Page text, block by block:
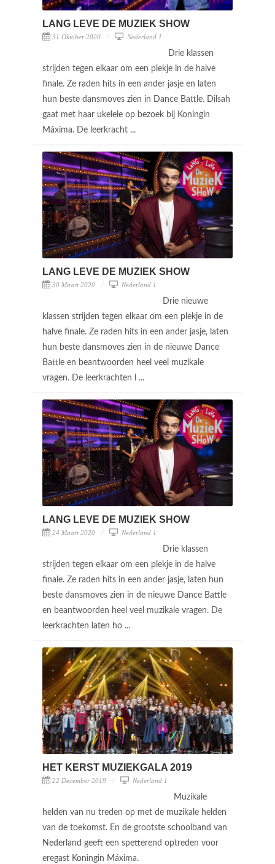
LANG LEVE DE MUZIEK SHOW
31 Oktober 2020 Nederland 1
Drie klassen
strijden tegen elkaar om een plekje in de halve
finale. Ze raden hits in een ander jasje en laten
hun beste dansmoves zien in Dance Battle. Dilsah
gaat met haar ukelele op bezoek bij Koningin
Máxima. De leerkracht ...
LANG LEVE DE MUZIEK SHOW
30 Maart 2020 Nederland 1
Drie nieuwe
klassen strijden tegen elkaar om een plekje in de
halve finale. Ze raden hits in een ander jasje, laten
hun beste dansmoves zien in de nieuwe Dance
Battle en beantwoorden heel veel muzikale
vragen. De leerkrachten l ...
LANG LEVE DE MUZIEK SHOW
24 Maart 2020 Nederland 1
Drie klassen
strijden tegen elkaar om een plekje in de halve
finale. Ze raden hits in een ander jasje, laten hun
beste dansmoves zien in de nieuwe Dance Battle
en beantwoorden heel veel muzikale vragen. De
leerkrachten laten ho ...
HET KERST MUZIEKGALA 2019
22 December 2019 Nederland 1
Muzikale
helden van nu treden op met de muzikale helden
van de toekomst. En de grootste schoolband van
Nederland geeft een spetterend optreden voor
eregast Koningin Máxima.